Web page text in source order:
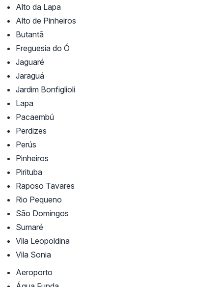
Alto da Lapa
Alto de Pinheiros
Butantã
Freguesia do Ó
Jaguaré
Jaraguá
Jardim Bonfiglioli
Lapa
Pacaembú
Perdizes
Perús
Pinheiros
Pirituba
Raposo Tavares
Rio Pequeno
São Domingos
Sumaré
Vila Leopoldina
Vila Sonia
Aeroporto